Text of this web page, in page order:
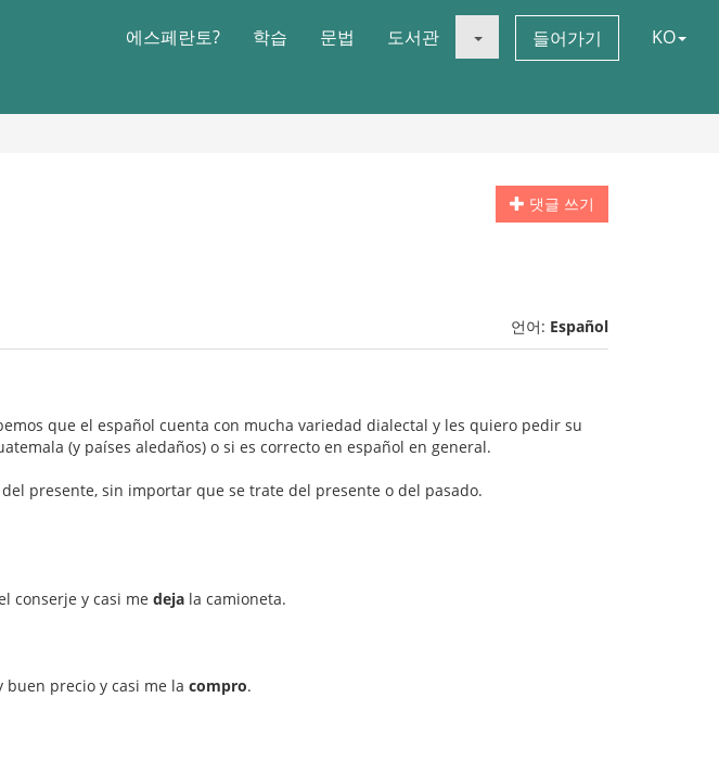
에스페란토? 학습 문법 도서관 들어가기 KO
댓글 쓰기
언어: Español
que el español cuenta con mucha variedad dialectal y les quiero pedir su
(y países aledaños) o si es correcto en español en general.
presente, sin importar que se trate del presente o del pasado.
conserje y casi me deja la camioneta.
buen precio y casi me la compro.